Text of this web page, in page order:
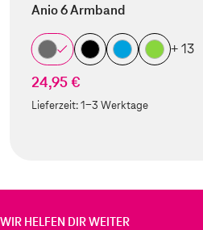
Anio 6 Armband
+ 13
24,95 €
Lieferzeit:1-3 Werktage
WIR HELFEN DIR WEITER